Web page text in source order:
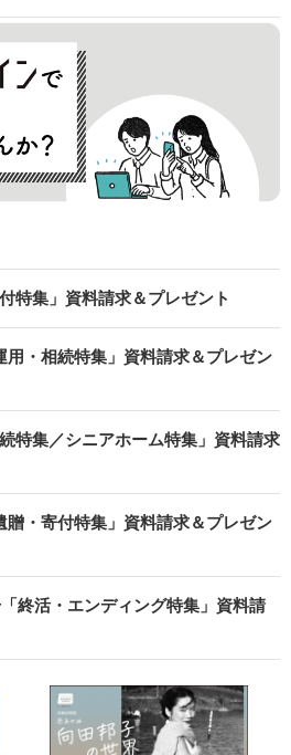
特集」資料請求＆プレゼント
用・相続特集」資料請求＆プレゼン
特集／シニアホーム特集」資料請求
・寄付特集」資料請求＆プレゼン
終活・エンディング特集」資料請